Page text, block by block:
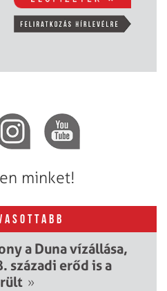
minket!
a Duna vízállása,
századi erőd is a
»